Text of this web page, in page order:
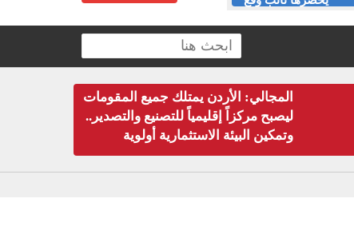
المجالي: الأردن يمتلك جميع المقومات
ليصبح مركزاً إقليمياً للتصنيع والتصدير..
وتمكين البيئة الاستثمارية أولوية